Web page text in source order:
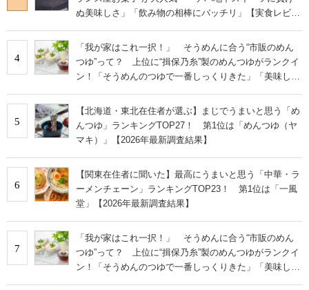
ぬ美味しさ」「飲み物の相棒にバッチリ」【実食レビュ
4
「我が家はこれ一択！」 そうめんに合う“市販のめん
つゆ”って？ 上位に“揖保乃糸”製のめんつゆがランクイ
ン！「そうめんのつゆで一番しっくりきた」「美味しす
5
【北海道・東北在住者が選ぶ】まじでうまいと思う「め
んつゆ」ランキングTOP27！ 第1位は「めんつゆ（ヤ
マキ）」【2026年最新調査結果】
6
【関東在住者に聞いた】最高にうまいと思う「中華・ラ
ーメンチェーン」ランキングTOP23！ 第1位は「一風
堂」【2026年最新調査結果】
7
「我が家はこれ一択！」 そうめんに合う“市販のめん
つゆ”って？ 上位に“揖保乃糸”製のめんつゆがランクイ
ン！「そうめんのつゆで一番しっくりきた」「美味しす